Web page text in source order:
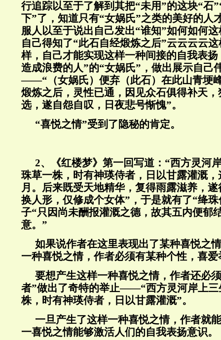
行追踪以至于了解到其把“未用”的这块“石
下”了，知道只有“女娲氏”之类的美好的人
服人以至于说出自己发出“谁知”如何如何
自己得知了“此石自经煅炼之后”云云云云
样，自己才能实现这样一种间接的自我表
造成浪费的人”的“女娲氏”，做出展示自己
——“（女娲氏）便弃（此石）在此山青埂
煅炼之后，灵性已通，因见众石俱得补天
选，遂自怨自叹，日夜悲号惭愧”。
“喜悦之情”受到了隐秘的肯定。
2、《红楼梦》第一回写道：“西方灵河
珠草一株，时有神瑛侍者，日以甘露灌溉
月。后来既受天地精华，复得雨露滋养，
换人形，仅修成个女体”，于是就有了“绛
子“只因尚未酬报灌溉之德，故其五内便郁
意。”
如果说作者在这里表现出了某种喜悦之
一种喜悦之情，作者必须有某种个性，喜
要想产生这样一种喜悦之情，作者还必
者”做出了奇特的举止——“西方灵河岸上三
株，时有神瑛侍者，日以甘露灌溉”。
一旦产生了这样一种喜悦之情，作者就
一喜悦之情能够激活人们的自我表扬意识。